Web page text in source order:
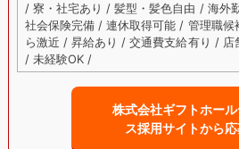
/ 寮・社宅あり / 髪型・髪色自由 / 海外
社会保険完備 / 連休取得可能 / 管理職
ら激近 / 昇給あり / 交通費支給有り / 店
/ 未経験OK /
株式会社ギフトホー
ス採用サイトから